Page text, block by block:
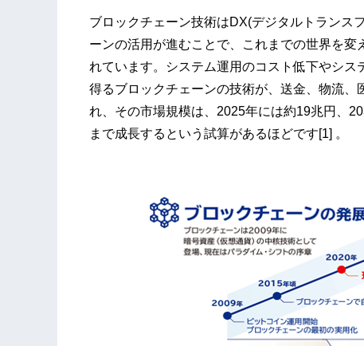
ブロックチェーン技術はDX(デジタルトランス
ーンの活用が進むことで、これまでの世界を
れています。システム運用のコスト低下やシス
得るブロックチェーンの技術が、送金、物流
れ、その市場規模は、2025年には約19兆円、
まで成長するという試算があるほどです[1] 。